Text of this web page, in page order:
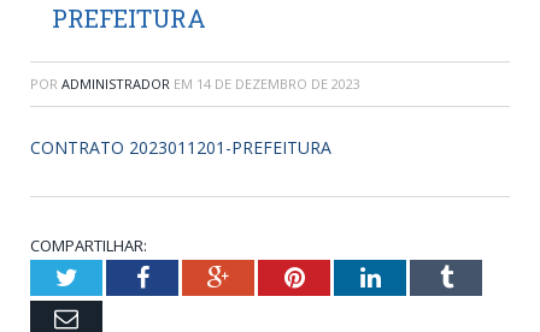
PREFEITURA
POR ADMINISTRADOR EM 14 DE DEZEMBRO DE 2023
CONTRATO 2023011201-PREFEITURA
COMPARTILHAR:
TwitterFacebookGoogle+PinterestLinkedInTumblr
Email